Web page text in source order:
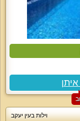
וילות בעין יעקב